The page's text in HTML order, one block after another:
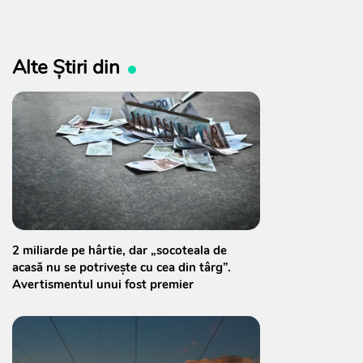
Alte Știri din
2 miliarde pe hârtie, dar „socoteala de
acasă nu se potrivește cu cea din târg”.
Avertismentul unui fost premier